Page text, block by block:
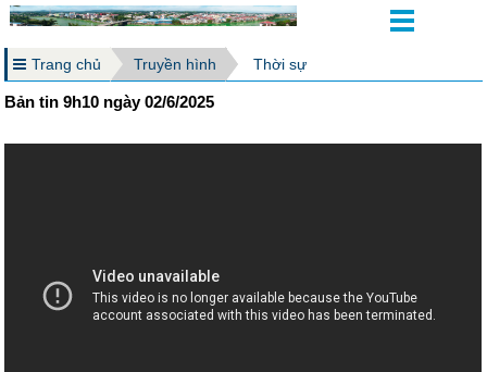
Trang chủ Truyền hình Thời sự
Bản tin 9h10 ngày 02/6/2025